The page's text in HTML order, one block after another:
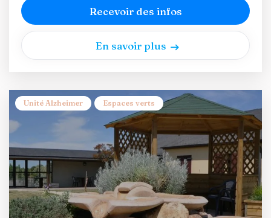
Recevoir des infos
En savoir plus
Unité Alzheimer Espaces verts